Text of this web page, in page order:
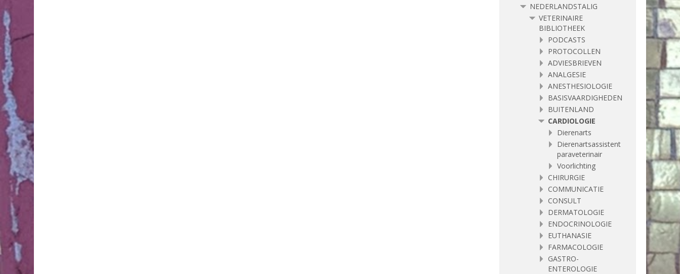
NEDERLANDSTALIG
VETERINAIRE
BIBLIOTHEEK
PODCASTS
PROTOCOLLEN
ADVIESBRIEVEN
ANALGESIE
ANESTHESIOLOGIE
BASISVAARDIGHEDEN
BUITENLAND
CARDIOLOGIE
Dierenarts
Dierenartsassistent
paraveterinair
Voorlichting
CHIRURGIE
COMMUNICATIE
CONSULT
DERMATOLOGIE
ENDOCRINOLOGIE
EUTHANASIE
FARMACOLOGIE
GASTRO-
ENTEROLOGIE